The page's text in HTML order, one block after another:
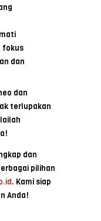
fokus
dan
dan
terlupakan
dan
pilihan
. Kami siap
Anda!